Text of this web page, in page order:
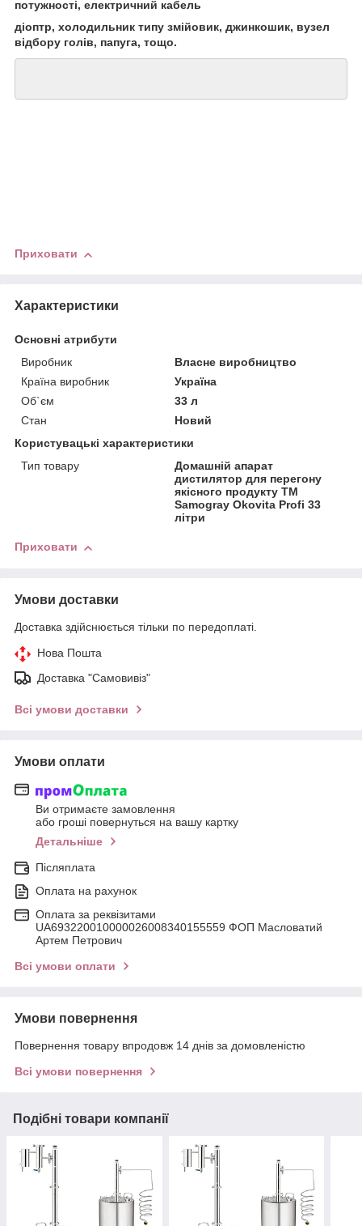
потужності, електричний кабель
діоптр, холодильник типу змійовик, джинкошик, вузел
відбору голів, папуга, тощо.
Приховати
Характеристики
Основні атрибути
Виробник
Власне виробництво
Країна виробник
Україна
Об`єм
33 л
Стан
Новий
Користувацькі характеристики
Тип товару
Домашній апарат
дистилятор для перегону
якісного продукту TM
Samogray Okovita Profi 33
літри
Приховати
Умови доставки
Доставка здійснюється тільки по передоплаті.
Нова Пошта
Доставка "Самовивіз"
Всі умови доставки
Умови оплати
Ви отримаєте замовлення
або гроші повернуться на вашу картку
Детальніше
Післяплата
Оплата на рахунок
Оплата за реквізитами
UA693220010000026008340155559 ФОП Масловатий
Артем Петрович
Всі умови оплати
Умови повернення
Повернення товару впродовж 14 днів за домовленістю
Всі умови повернення
Подібні товари компанії